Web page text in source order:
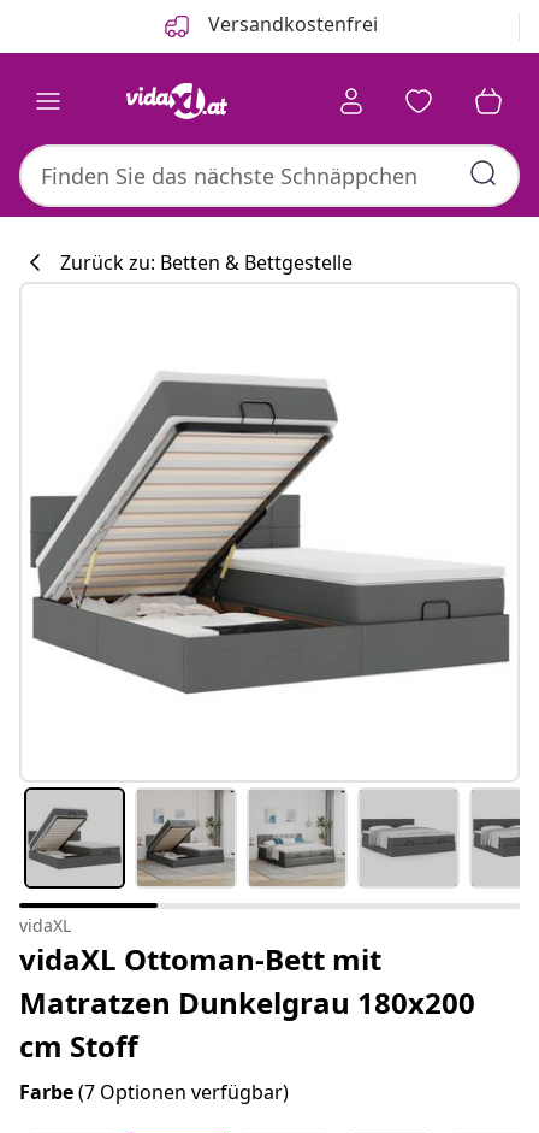
Versandkostenfrei
#sharemevidaxl
Zurück zu: Betten & Bettgestelle
vidaXL
vidaXL Ottoman-Bett mit
Matratzen Dunkelgrau 180x200
cm Stoff
Farbe(7 Optionen verfügbar)